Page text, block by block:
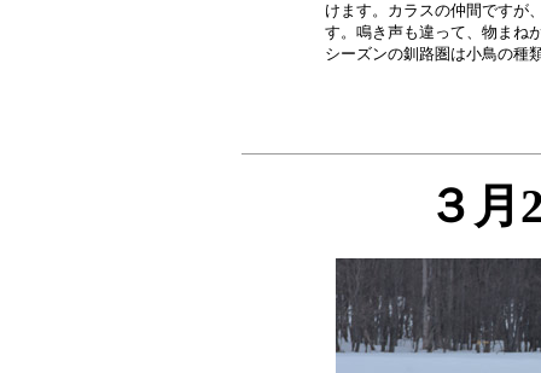
けます。カラスの仲間ですが
す。鳴き声も違って、物まね
３月